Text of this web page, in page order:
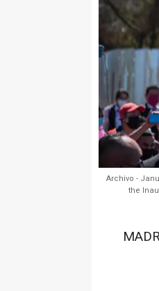
Archivo -
the